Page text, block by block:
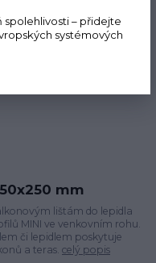
mm
lištám do lepidla
MINI ve venkovním rohu.
či lepidlem poskytuje
a teras. celý popis
spolehlivosti – přidejte
systémových